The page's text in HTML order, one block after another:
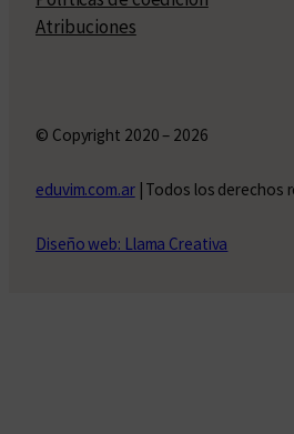
Atribuciones
© Copyright 2020 – 2026
eduvim.com.ar| Todos los derechos
Diseño web: Llama Creativa